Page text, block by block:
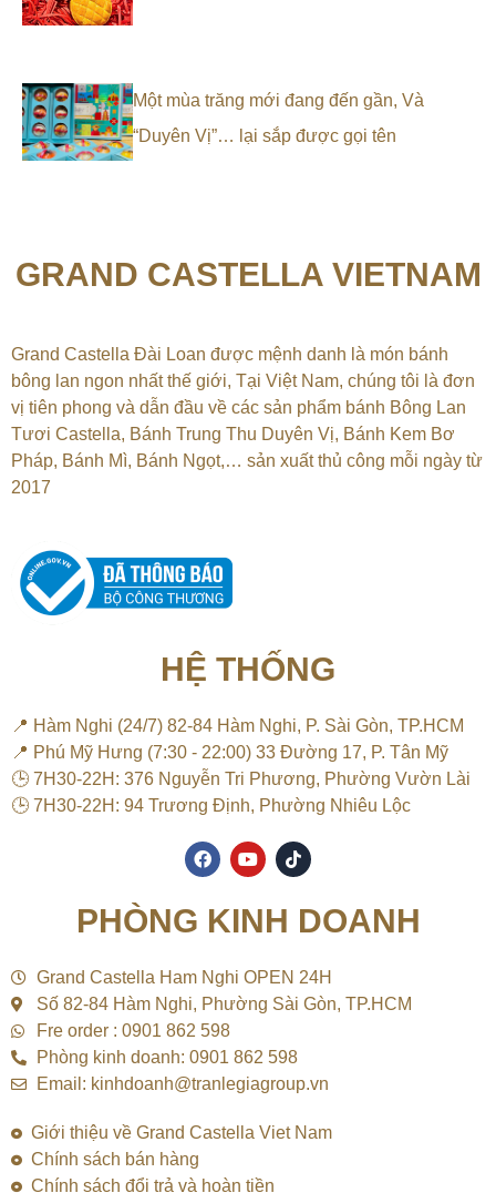
Một mùa trăng mới đang đến gần, Và
“Duyên Vị”… lại sắp được gọi tên
GRAND CASTELLA VIETNAM
Grand Castella Đài Loan được mệnh danh là món bánh
bông lan ngon nhất thế giới, Tại Việt Nam, chúng tôi là đơn
vị tiên phong và dẫn đầu về các sản phẩm bánh Bông Lan
Tươi Castella, Bánh Trung Thu Duyên Vị, Bánh Kem Bơ
Pháp, Bánh Mì, Bánh Ngọt,… sản xuất thủ công mỗi ngày từ
2017
HỆ THỐNG
📍 Hàm Nghi (24/7) 82-84 Hàm Nghi, P. Sài Gòn, TP.HCM
📍 Phú Mỹ Hưng (7:30 - 22:00) 33 Đường 17, P. Tân Mỹ
🕒 7H30-22H: 376 Nguyễn Tri Phương, Phường Vườn Lài
🕒 7H30-22H: 94 Trương Định, Phường Nhiêu Lộc
F
a
o
k
Y
o
u
b
T
i
k
PHÒNG KINH DOANH
Grand Castella Ham Nghi OPEN 24H
Số 82-84 Hàm Nghi, Phường Sài Gòn, TP.HCM
Fre order : 0901 862 598
Phòng kinh doanh: 0901 862 598
Email: kinhdoanh@tranlegiagroup.vn
Giới thiệu về Grand Castella Viet Nam
Chính sách bán hàng
Chính sách đổi trả và hoàn tiền